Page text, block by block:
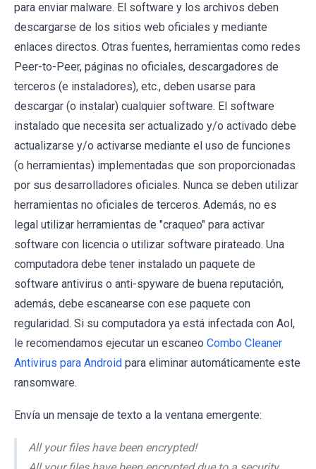
para enviar malware. El software y los archivos deben
descargarse de los sitios web oficiales y mediante
enlaces directos. Otras fuentes, herramientas como redes
Peer-to-Peer, páginas no oficiales, descargadores de
terceros (e instaladores), etc., deben usarse para
descargar (o instalar) cualquier software. El software
instalado que necesita ser actualizado y/o activado debe
actualizarse y/o activarse mediante el uso de funciones
(o herramientas) implementadas que son proporcionadas
por sus desarrolladores oficiales. Nunca se deben utilizar
herramientas no oficiales de terceros. Además, no es
legal utilizar herramientas de "craqueo" para activar
software con licencia o utilizar software pirateado. Una
computadora debe tener instalado un paquete de
software antivirus o anti-spyware de buena reputación,
además, debe escanearse con ese paquete con
regularidad. Si su computadora ya está infectada con Aol,
le recomendamos ejecutar un escaneo Combo Cleaner
Antivirus para Android para eliminar automáticamente este
ransomware.
Envía un mensaje de texto a la ventana emergente:
All your files have been encrypted!